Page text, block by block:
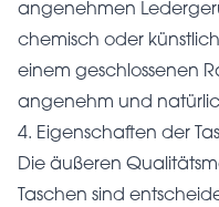
angenehmen
chemisch oder
einem geschlossenen
angenehm und
4. Eigenschaften der
Die äußeren
Taschen sind